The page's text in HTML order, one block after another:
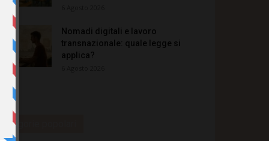
Nomadi digitali e lavoro
transnazionale: quale legge si
applica?
Categorie popolari